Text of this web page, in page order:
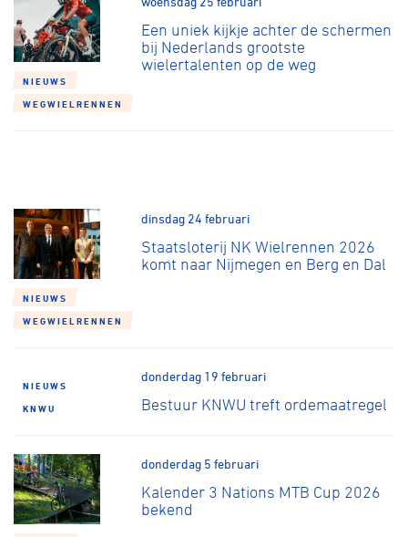
Over ons
Lid worden
NIEUWS
WEGWIELRENNEN
Een uniek kijkje achter de schermen
bij Nederlands grootste
wielertalenten op de weg
NIEUWS
WEGWIELRENNEN
dinsdag 24 februari
Staatsloterij NK Wielrennen 2026
komt naar Nijmegen en Berg en Dal
NIEUWS
KNWU
donderdag 19 februari
Bestuur KNWU treft ordemaatregel
donderdag 5 februari
Kalender 3 Nations MTB Cup 2026
bekend
Pumptrack Fixed gear